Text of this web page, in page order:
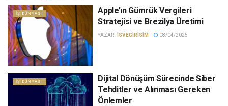
İŞ DÜNYASI
Apple’ın Gümrük Vergileri
Stratejisi ve Brezilya Üretimi
YAZAR :ISVEGIRISIM 08/04/2025
İŞ DÜNYASI
Dijital Dönüşüm Sürecinde Siber
Tehditler ve Alınması Gereken
Önlemler